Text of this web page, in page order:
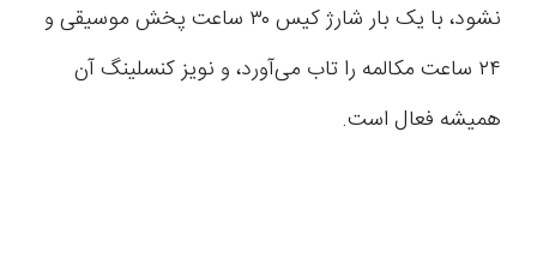
نشود، با یک بار شارژ کیس ۳۰ ساعت پخش موسیقی و
۲۴ ساعت مکالمه را تاب می‌آورد، و نویز کنسلینگ آن
همیشه فعال است.